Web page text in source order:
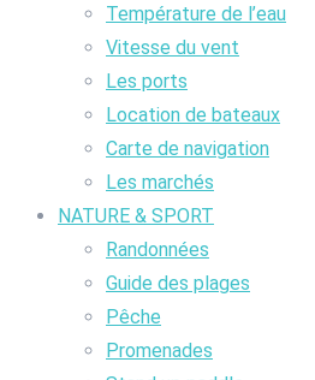
Température de l’eau
Vitesse du vent
Les ports
Location de bateaux
Carte de navigation
Les marchés
NATURE & SPORT
Randonnées
Guide des plages
Pêche
Promenades